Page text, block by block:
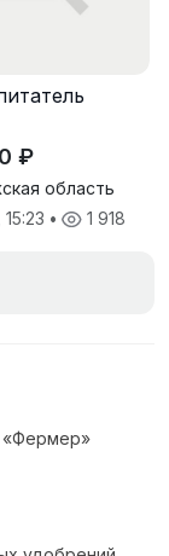
₽
область
• 1 918
«Фермер»